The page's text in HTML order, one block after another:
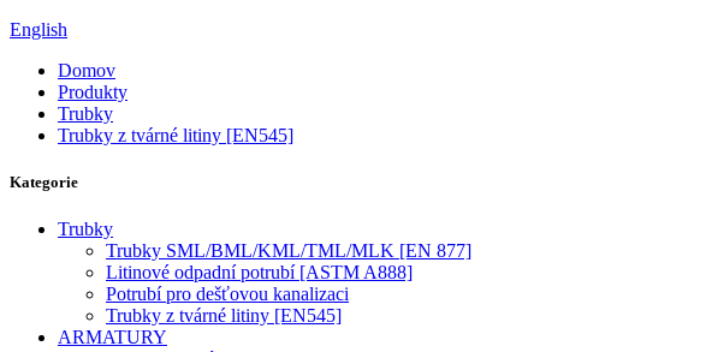
English
Domov
Produkty
Trubky
Trubky z tvárné litiny [EN545]
Kategorie
Trubky
Trubky SML/BML/KML/TML/MLK [EN 877]
Litinové odpadní potrubí [ASTM A888]
Potrubí pro dešťovou kanalizaci
Trubky z tvárné litiny [EN545]
ARMATURY